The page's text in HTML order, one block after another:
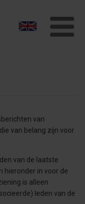
van
van belang zijn voor
van de laatste
hieronder in voor de
is alleen
leden van de